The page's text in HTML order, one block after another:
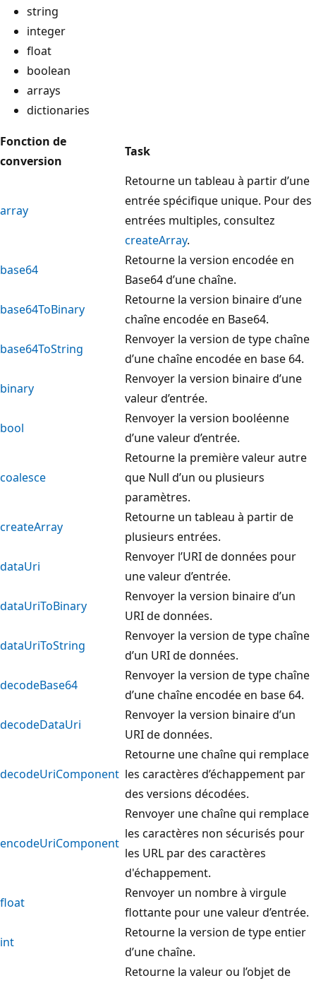
string
integer
float
boolean
arrays
dictionaries
Fonction de
conversion
Task
array
Retourne un tableau à partir d’une
entrée spécifique unique. Pour des
entrées multiples, consultez
createArray.
base64
Retourne la version encodée en
Base64 d’une chaîne.
base64ToBinary
Retourne la version binaire d’une
chaîne encodée en Base64.
base64ToString
Renvoyer la version de type chaîne
d’une chaîne encodée en base 64.
binary
Renvoyer la version binaire d’une
valeur d’entrée.
bool
Renvoyer la version booléenne
d’une valeur d’entrée.
coalesce
Retourne la première valeur autre
que Null d’un ou plusieurs
paramètres.
createArray
Retourne un tableau à partir de
plusieurs entrées.
dataUri
Renvoyer l’URI de données pour
une valeur d’entrée.
dataUriToBinary
Renvoyer la version binaire d’un
URI de données.
dataUriToString
Renvoyer la version de type chaîne
d’un URI de données.
decodeBase64
Renvoyer la version de type chaîne
d’une chaîne encodée en base 64.
decodeDataUri
Renvoyer la version binaire d’un
URI de données.
decodeUriComponent
Retourne une chaîne qui remplace
les caractères d’échappement par
des versions décodées.
encodeUriComponent
Renvoyer une chaîne qui remplace
les caractères non sécurisés pour
les URL par des caractères
d'échappement.
float
Renvoyer un nombre à virgule
flottante pour une valeur d’entrée.
int
Retourne la version de type entier
d’une chaîne.
Retourne la valeur ou l’objet de